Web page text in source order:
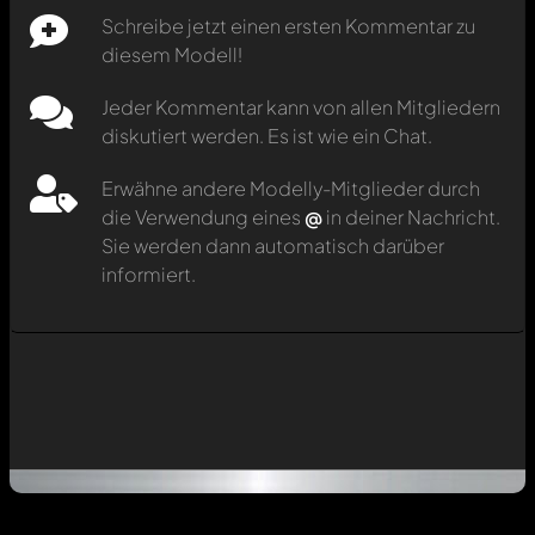
Schreibe jetzt einen ersten Kommentar zu
diesem Modell!
Jeder Kommentar kann von allen Mitgliedern
diskutiert werden. Es ist wie ein Chat.
Erwähne andere Modelly-Mitglieder durch
die Verwendung eines @in deiner Nachricht.
Sie werden dann automatisch darüber
informiert.